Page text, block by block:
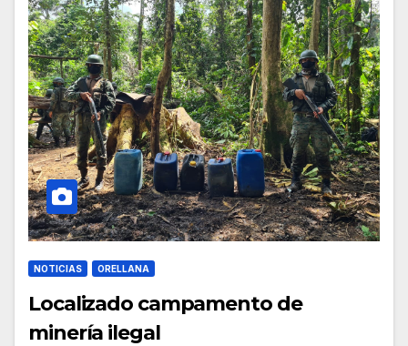
NOTICIAS ORELLANA
Localizado campamento de
minería ilegal